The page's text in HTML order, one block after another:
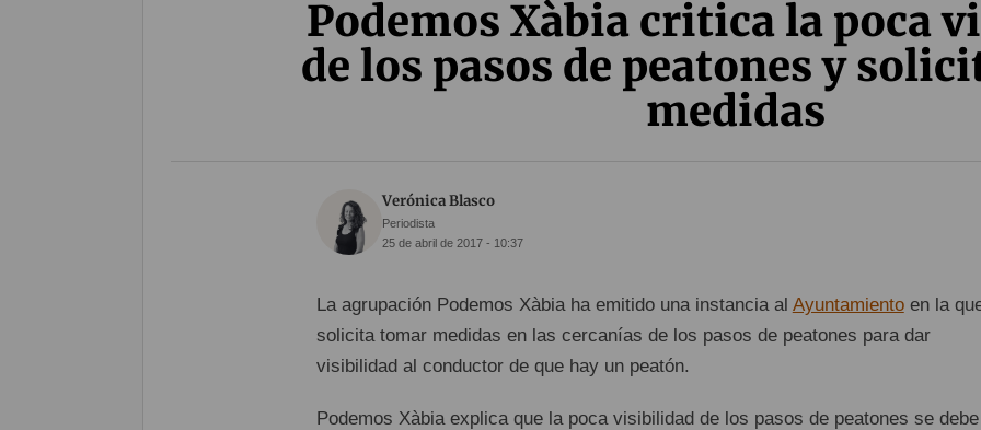
Podemos Xàbia critica la poca
de los pasos de peatones y
medidas
Verónica Blasco
Periodista
25 de abril de 2017 - 10:37
La agrupación Podemos Xàbia ha emitido una instancia al Ayuntamientoen la
solicita tomar medidas en las cercanías de los pasos de peatones para dar
visibilidad al conductor de que hay un peatón.
Podemos Xàbia explica que la poca visibilidad de los pasos de peatones se